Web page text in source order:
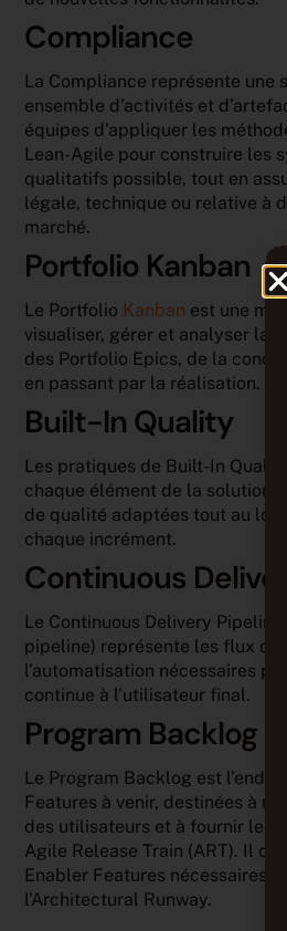
Compliance
La Compliance représente une
ensemble d’activités et
équipes d’appliquer les
Lean-Agile pour construire les
qualitatifs possible, tout en
légale, technique ou relative à
marché.
Portfolio Kanban
Le Portfolio Kanban est une
visualiser, gérer et analyser la
des Portfolio Epics, de la
en passant par la réalisation.
Built-In Quality
Les pratiques de Built-In
chaque élément de la solution
de qualité adaptées tout au
chaque incrément.
Continuous
Le Continuous Delivery Pipeline
pipeline) représente les flux de
l’automatisation nécessaires
continue à l’utilisateur final.
Program Backlog
Le Program Backlog est
Features à venir, destinées à
des utilisateurs et à fournir les
Agile Release Train (ART). Il
Enabler Features nécessaires
l’Architectural Runway.